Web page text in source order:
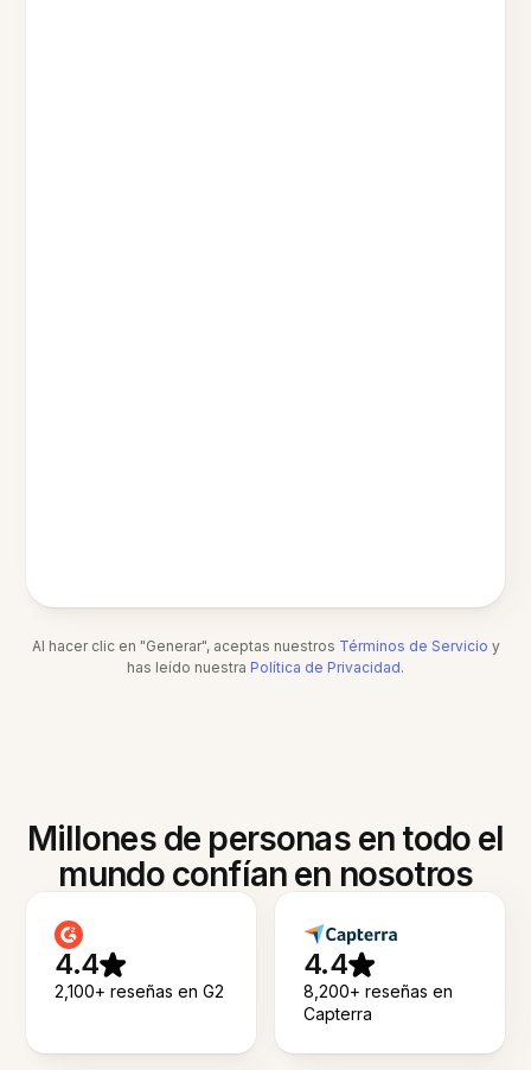
Al hacer clic en "Generar", aceptas nuestros Términos de Servicio y
has leído nuestra Política de Privacidad.
Millones de personas en todo el
mundo confían en nosotros
4.4
2,100+ reseñas en G2
4.4
8,200+ reseñas en
Capterra